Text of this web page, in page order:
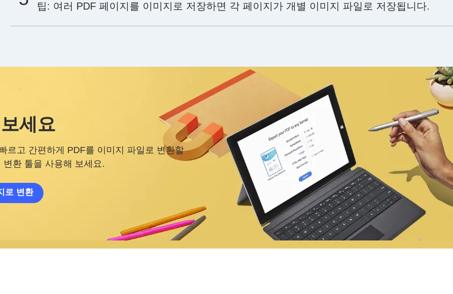
팁: 여러 PDF 페이지를 이미지로 저장하면 각 페이지가 개별 이미지 파일로 저장됩니다.
세요
르고 간편하게 PDF를 이미지 파일로 변환할
변환 툴을 사용해 보세요.
로 변환